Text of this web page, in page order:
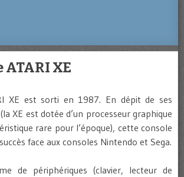
ATARI XE
XE est sorti en 1987. En dépit de ses
XE est dotée d’un processeur graphique
rare pour l’époque), cette console
face aux consoles Nintendo et Sega.
de périphériques (clavier, lecteur de